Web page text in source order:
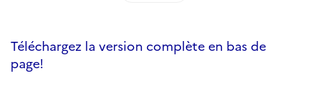
Téléchargez la version complète en bas de
page!